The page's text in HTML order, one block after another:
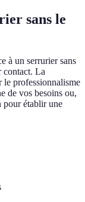
sans le
à un serrurier sans
contact. La
le professionnalisme
de vos besoins ou,
pour établir une